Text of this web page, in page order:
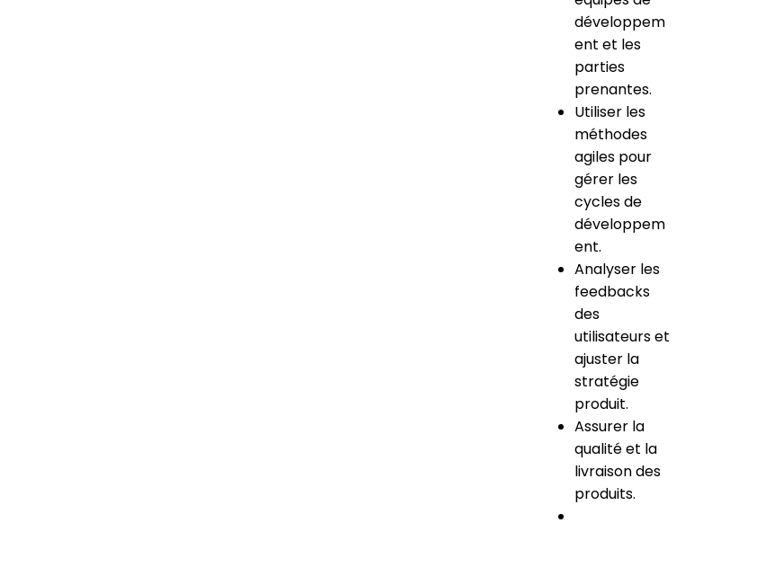
développem
ent et les
parties
prenantes.
Utiliser les
méthodes
agiles pour
gérer les
cycles de
développem
ent.
Analyser les
feedbacks
des
utilisateurs et
ajuster la
stratégie
produit.
Assurer la
qualité et la
livraison des
produits.